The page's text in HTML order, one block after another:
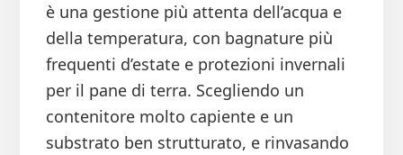
è una gestione più attenta dell’acqua e
della temperatura, con bagnature più
frequenti d’estate e protezioni invernali
per il pane di terra. Scegliendo un
contenitore molto capiente e un
substrato ben strutturato, e rinvasando